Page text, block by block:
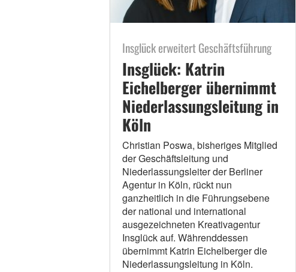
Insglück erweitert Geschäftsführung
Insglück: Katrin
Eichelberger übernimmt
Niederlassungsleitung in
Köln
Christian Poswa, bisheriges Mitglied
der Geschäftsleitung und
Niederlassungsleiter der Berliner
Agentur in Köln, rückt nun
ganzheitlich in die Führungsebene
der national und international
ausgezeichneten Kreativagentur
Insglück auf. Währenddessen
übernimmt Katrin Eichelberger die
Niederlassungsleitung in Köln.